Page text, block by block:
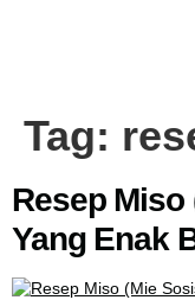
Tag:
Resep
Yang Enak